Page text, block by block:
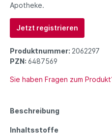
Apotheke.
Jetzt registrieren
Produktnummer: 2062297
PZN: 6487569
Sie haben Fragen zum
Beschreibung
Inhaltsstoffe